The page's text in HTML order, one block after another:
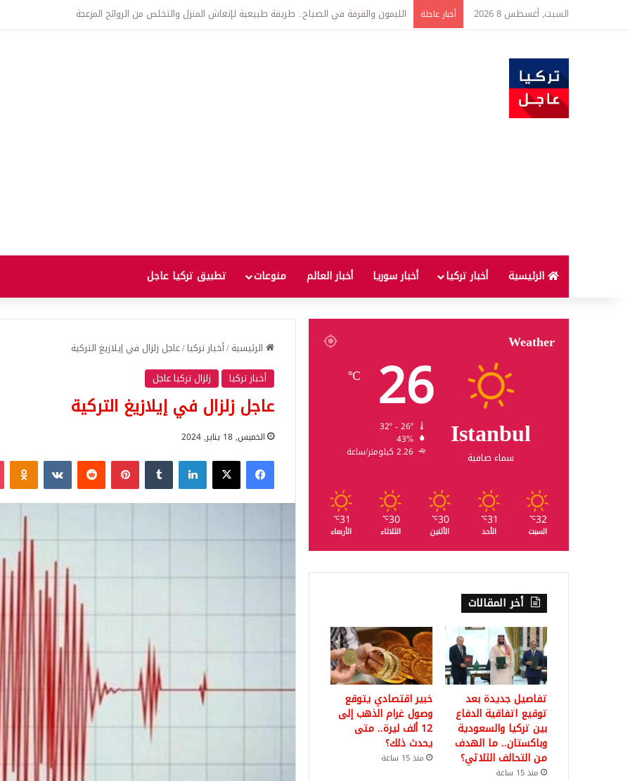
السبت, أغسطس 8 2026 أخبار عاجلة تفاصيل جديدة بعد توقيع اتفاقية الدفاع بين تركيا والسعودية وباكستان.. ما الهدف من التحالف الثلاثي؟
الرئيسية أخبار تركيا أخبار سوريا أخبار العالم منوعات تطبيق تركيا عاجل
الرئيسية/أخبار تركيا/عاجل زلزال في إيلازيغ التركية
أخبار تركيا
زلزال تركيا عاجل
عاجل زلزال في إيلازيغ التركية
الخميس, 18 يناير, 2024
فيسبوك‫X لينكدإن بينتيريست
Weather
Istanbul
سماء صافية
26
℃
43%
2.26 كيلومتر/ساعة
32
℃
السبت
31
℃
الأحد
30
℃
الأثنين
30
℃
الثلاثاء
31
℃
الأربعاء
أخر المقالات
تفاصيل جديدة بعد
توقيع اتفاقية الدفاع
بين تركيا والسعودية
وباكستان.. ما الهدف
من التحالف الثلاثي؟
منذ 15 ساعة
خبير اقتصادي يتوقع
وصول غرام الذهب إلى
12 ألف ليرة.. متى
يحدث ذلك؟
منذ 15 ساعة